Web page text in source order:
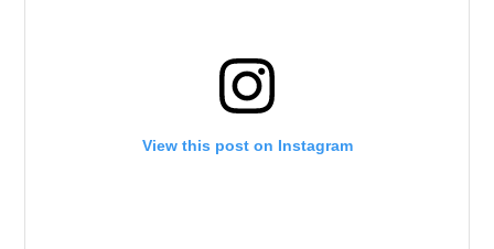
View this post on Instagram